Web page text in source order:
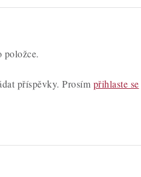
položce.
příspěvky. Prosím přihlaste se